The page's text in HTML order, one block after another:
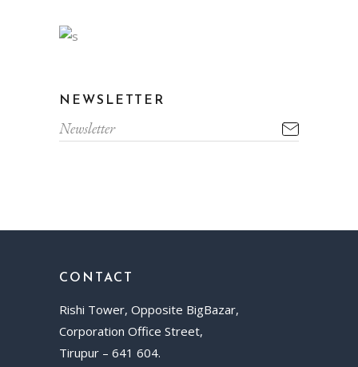
NEWSLETTER
CONTACT
Rishi Tower, Opposite BigBazar,
Corporation Office Street,
Tirupur – 641 604.